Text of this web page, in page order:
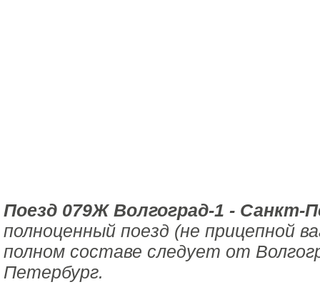
Поезд 079Ж Волгоград-1 - Санкт-
полноценный поезд (не прицепной
полном составе следует от
Петербург.